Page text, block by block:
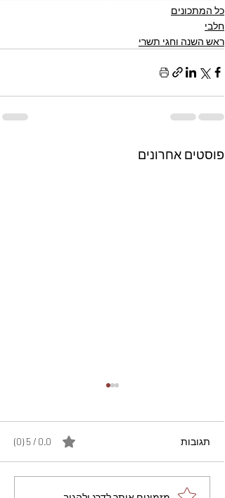
כל המתכונים
חלבי
ראש השנה וחגי תשרי
פוסטים אחרונים
תגובות 0.0 / 5 ‏(0)